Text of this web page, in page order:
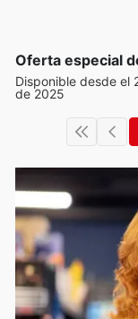
Oferta especial
Disponible desde el
de 2025